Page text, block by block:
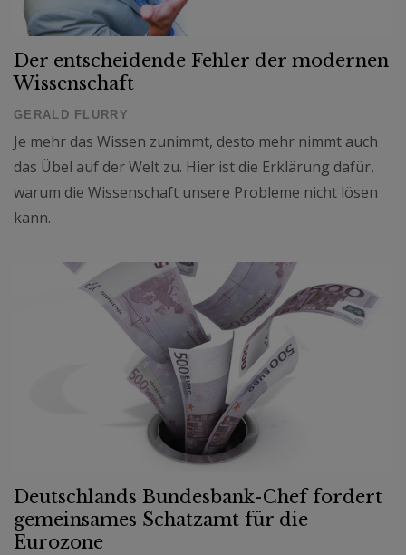
Der entscheidende Fehler der modernen
Wissenschaft
GERALD FLURRY
Je mehr das Wissen zunimmt, desto mehr nimmt auch
das Übel auf der Welt zu. Hier ist die Erklärung dafür,
warum die Wissenschaft unsere Probleme nicht lösen
kann.
Deutschlands Bundesbank-Chef fordert
gemeinsames Schatzamt für die
Eurozone